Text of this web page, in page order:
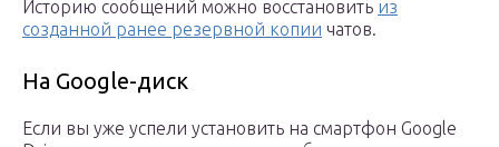
Историю сообщений можно восстановить из
созданной ранее резервной копии чатов.
На Google-диск
Если вы уже успели установить на смартфон Google